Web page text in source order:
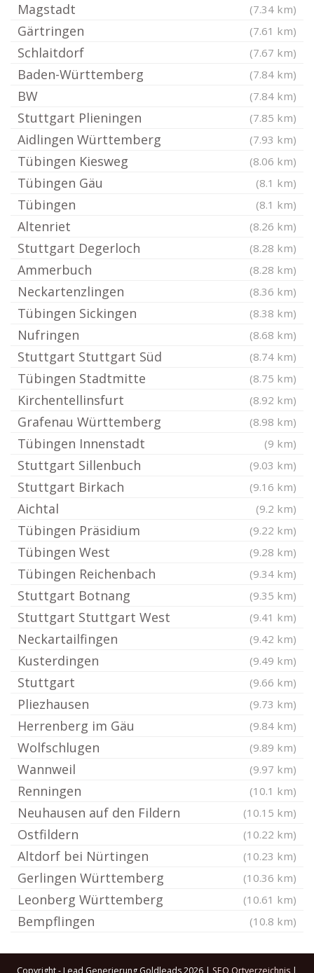
Magstadt (7.34 km)
Gärtringen (7.61 km)
Schlaitdorf (7.67 km)
Baden-Württemberg (7.84 km)
BW (7.84 km)
Stuttgart Plieningen (7.85 km)
Aidlingen Württemberg (7.93 km)
Tübingen Kiesweg (8.06 km)
Tübingen Gäu (8.1 km)
Tübingen (8.1 km)
Altenriet (8.26 km)
Stuttgart Degerloch (8.28 km)
Ammerbuch (8.28 km)
Neckartenzlingen (8.36 km)
Tübingen Sickingen (8.38 km)
Nufringen (8.68 km)
Stuttgart Stuttgart Süd (8.74 km)
Tübingen Stadtmitte (8.75 km)
Kirchentellinsfurt (8.92 km)
Grafenau Württemberg (8.98 km)
Tübingen Innenstadt (9 km)
Stuttgart Sillenbuch (9.03 km)
Stuttgart Birkach (9.16 km)
Aichtal (9.2 km)
Tübingen Präsidium (9.22 km)
Tübingen West (9.28 km)
Tübingen Reichenbach (9.34 km)
Stuttgart Botnang (9.35 km)
Stuttgart Stuttgart West (9.41 km)
Neckartailfingen (9.42 km)
Kusterdingen (9.49 km)
Stuttgart (9.66 km)
Pliezhausen (9.73 km)
Herrenberg im Gäu (9.84 km)
Wolfschlugen (9.89 km)
Wannweil (9.97 km)
Renningen (10.1 km)
Neuhausen auf den Fildern (10.15 km)
Ostfildern (10.22 km)
Altdorf bei Nürtingen (10.23 km)
Gerlingen Württemberg (10.36 km)
Leonberg Württemberg (10.61 km)
Bempflingen (10.8 km)
Copyright - Lead Generierung Goldleads 2026 | SEO Ortverzeichnis |